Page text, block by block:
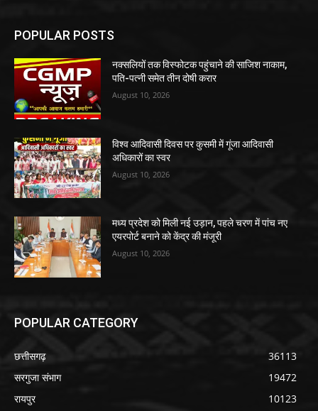
POPULAR POSTS
नक्सलियों तक विस्फोटक पहुंचाने की साजिश नाकाम,
पति-पत्नी समेत तीन दोषी करार
August 10, 2026
विश्व आदिवासी दिवस पर कुसमी में गूंजा आदिवासी
अधिकारों का स्वर
August 10, 2026
मध्य प्रदेश को मिली नई उड़ान, पहले चरण में पांच नए
एयरपोर्ट बनाने को केंद्र की मंजूरी
August 10, 2026
POPULAR CATEGORY
छत्तीसगढ़
36113
सरगुजा संभाग
19472
रायपुर
10123